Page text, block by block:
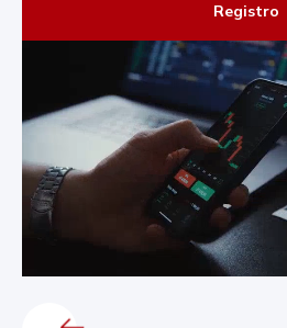
Registro